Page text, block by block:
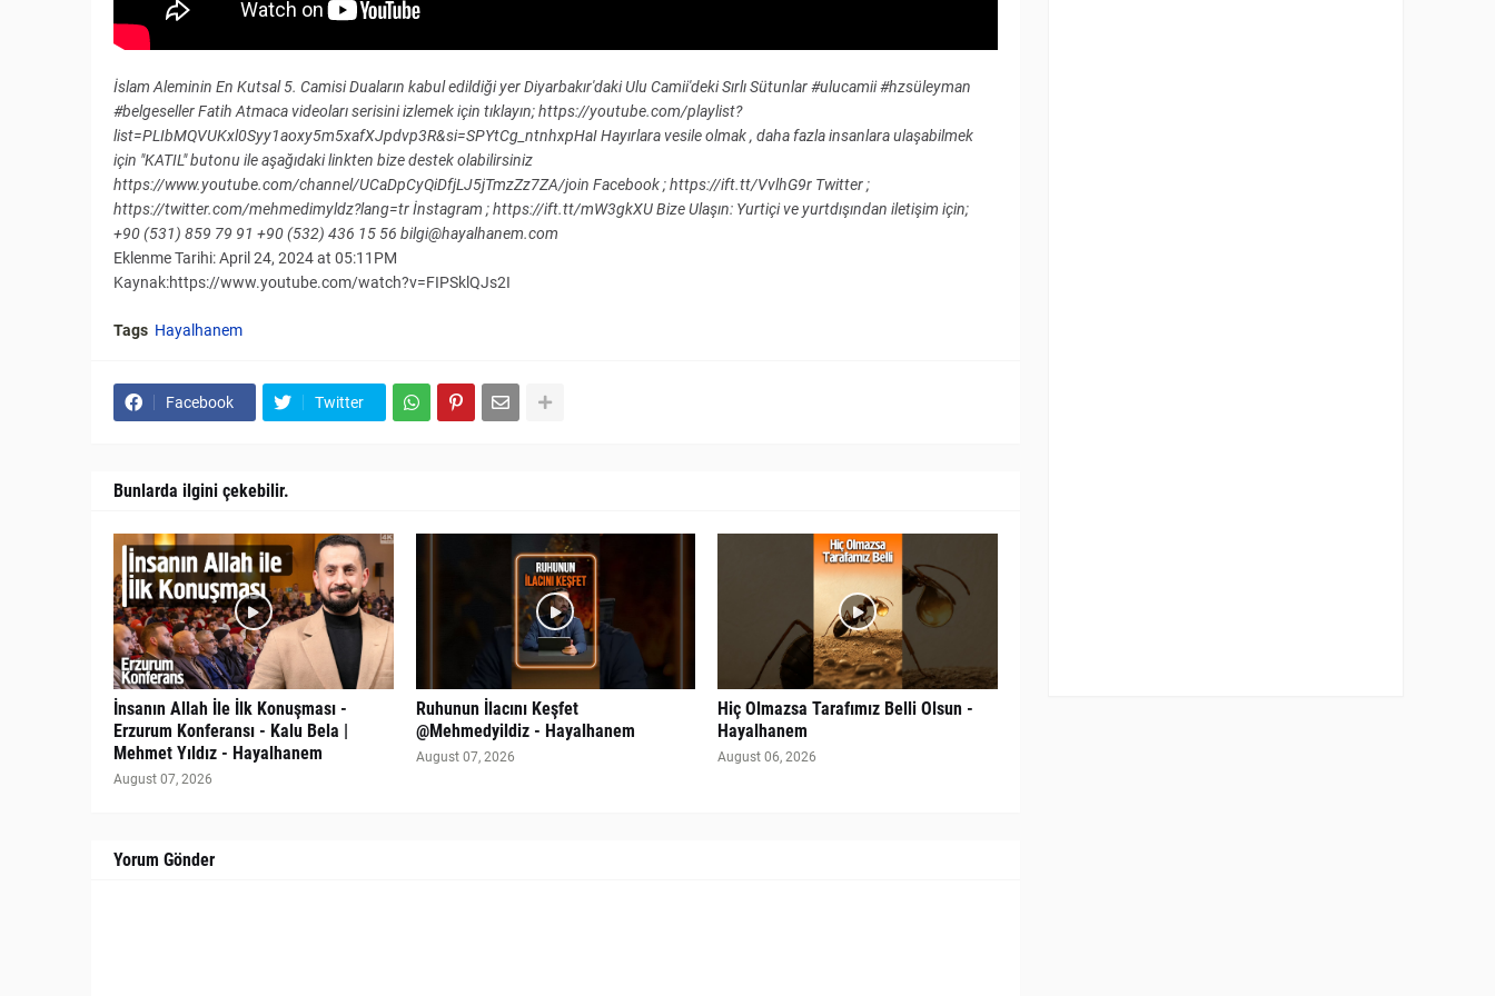
İslam Aleminin En Kutsal 5. Camisi Duaların kabul edildiği yer Diyarbakır'daki Ulu Camii'deki Sırlı Sütunlar #ulucamii #hzsüleyman
#belgeseller Fatih Atmaca videoları serisini izlemek için tıklayın; https://youtube.com/playlist?
list=PLIbMQVUKxl0Syy1aoxy5m5xafXJpdvp3R&si=SPYtCg_ntnhxpHaI Hayırlara vesile olmak , daha fazla insanlara ulaşabilmek
için "KATIL" butonu ile aşağıdaki linkten bize destek olabilirsiniz
https://www.youtube.com/channel/UCaDpCyQiDfjLJ5jTmzZz7ZA/join Facebook ; https://ift.tt/VvlhG9r Twitter ;
https://twitter.com/mehmedimyldz?lang=tr İnstagram ; https://ift.tt/mW3gkXU Bize Ulaşın: Yurtiçi ve yurtdışından iletişim için;
+90 (531) 859 79 91 +90 (532) 436 15 56 bilgi@hayalhanem.com
Eklenme Tarihi: April 24, 2024 at 05:11PM
Kaynak:https://www.youtube.com/watch?v=FIPSklQJs2I
Tags Hayalhanem
Facebook Twitter
Bunlarda ilgini çekebilir.
İnsanın Allah İle İlk Konuşması -
Erzurum Konferansı - Kalu Bela |
Mehmet Yıldız - Hayalhanem
August 07, 2026
Ruhunun İlacını Keşfet
@Mehmedyildiz - Hayalhanem
August 07, 2026
Hiç Olmazsa Tarafımız Belli Olsun -
Hayalhanem
August 06, 2026
Yorum Gönder